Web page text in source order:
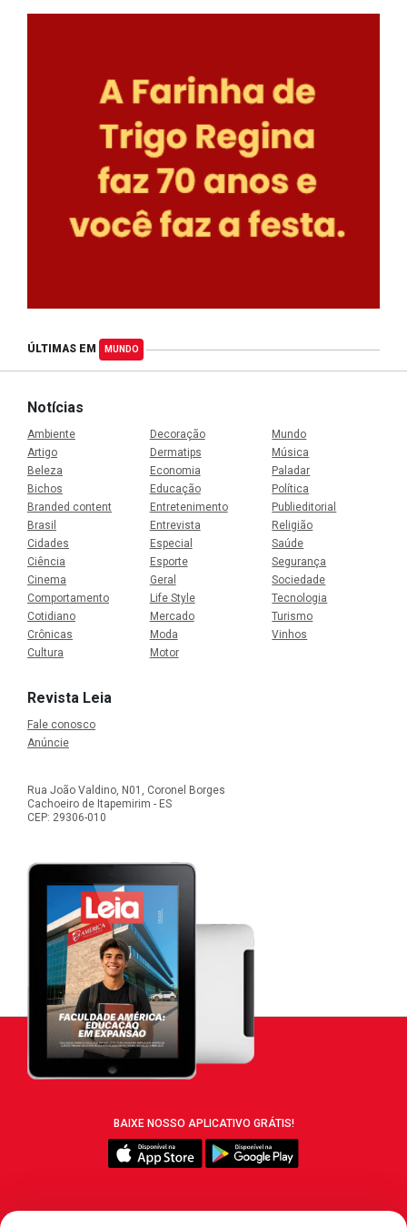
ÚLTIMAS EM MUNDO
Notícias
Ambiente
Artigo
Beleza
Bichos
Branded content
Brasil
Cidades
Ciência
Cinema
Comportamento
Cotidiano
Crônicas
Cultura
Decoração
Dermatips
Economia
Educação
Entretenimento
Entrevista
Especial
Esporte
Geral
Life Style
Mercado
Moda
Motor
Mundo
Música
Paladar
Política
Publieditorial
Religião
Saúde
Segurança
Sociedade
Tecnologia
Turismo
Vinhos
Revista Leia
Fale conosco
Anúncie
Rua João Valdino, N01, Coronel Borges
Cachoeiro de Itapemirim - ES
CEP: 29306-010
BAIXE NOSSO APLICATIVO GRÁTIS!